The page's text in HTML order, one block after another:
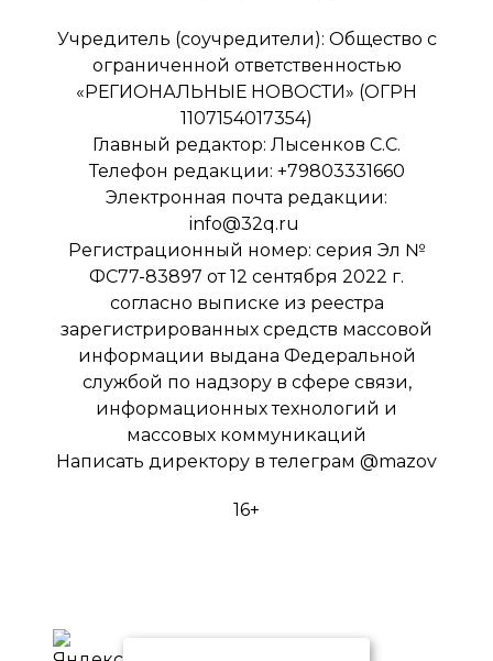
Учредитель (соучредители): Общество с
ограниченной ответственностью
«РЕГИОНАЛЬНЫЕ НОВОСТИ» (ОГРН
1107154017354)
Главный редактор: Лысенков С.С.
Телефон редакции: +79803331660
Электронная почта редакции:
info@32q.ru
Регистрационный номер: серия Эл №
ФС77-83897 от 12 сентября 2022 г.
согласно выписке из реестра
зарегистрированных средств массовой
информации выдана Федеральной
службой по надзору в сфере связи,
информационных технологий и
массовых коммуникаций
Написать директору в телеграм @mazov
16+